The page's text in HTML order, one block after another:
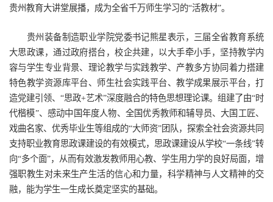
贵州教育大讲堂展播，成为全省千万师生学习的“活教材”。
贵州装备制造职业学院党委书记熊星表示，三届全省教育系统
大思政课，通过政府搭台，校企共建，以大手牵小手，坚持教学内
容与学生专业背景、理论教学与实践教学、产教多方协同着力搭建
特色教学资源库平台、师生社会实践平台、教学成果展示平台，打
造党建引领、“思政+艺术”深度融合的特色思想理论课。组建了由“时
代楷模”、感动中国年度人物、全国优秀教师和辅导员、大国工匠、
戏曲名家、优秀毕业生等组成的“大师资”团队，探索全社会资源共同
支持职业教育思政课建设的有效模式，思政课建设从学校“一条线”转
向“多个面”，从而有效激发教师用心教、学生用力学的良好局面，增
强职教生对未来生产生活的信心和力量，科学精神与人文精神的交
融，能为学生一生成长奠定坚实的基础。